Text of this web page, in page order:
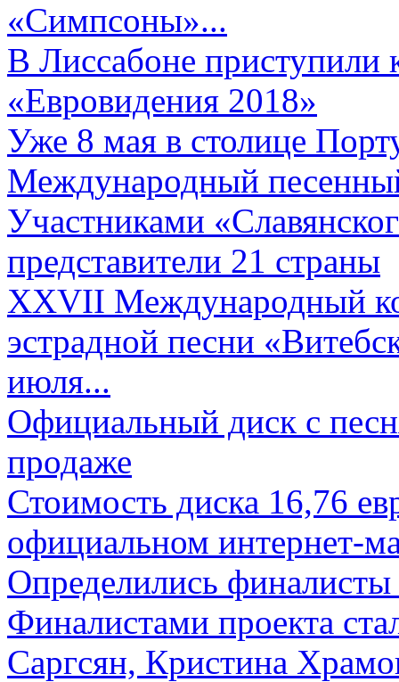
«Симпсоны»...
В Лиссабоне приступили
«Евровидения 2018»
Уже 8 мая в столице
Международный
Участниками
представители 21 страны
XXVII Международный
эстрадной песни
июля...
Официальный диск с
продаже
Стоимость диска 16,76
официальном интернет-
Определились
Финалистами проекта
Саргсян, Кристина